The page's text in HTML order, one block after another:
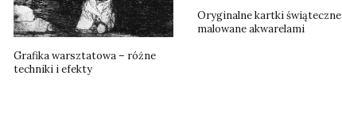
Grafika warsztatowa – różne
techniki i efekty
Oryginalne kartki świąteczne
malowane akwarelami